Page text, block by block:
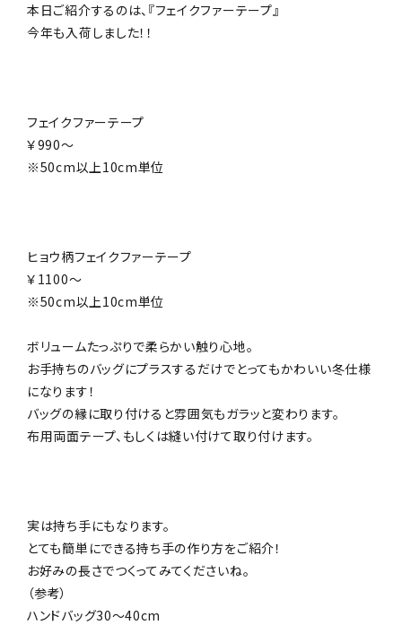
CONTACT
お問い合わせ
本日ご紹介するのは、『フェイクファーテープ』
今年も入荷しました！！
フェイクファーテープ
￥990～
※50cm以上10cm単位
ヒョウ柄フェイクファーテープ
￥1100～
※50cm以上10cm単位
ボリュームたっぷりで柔らかい触り心地。
お手持ちのバッグにプラスするだけでとってもかわいい冬仕様
になります！
バッグの縁に取り付けると雰囲気もガラッと変わります。
布用両面テープ、もしくは縫い付けて取り付けます。
実は持ち手にもなります。
とても簡単にできる持ち手の作り方をご紹介！
お好みの長さでつくってみてくださいね。
（参考）
ハンドバッグ30～40cm